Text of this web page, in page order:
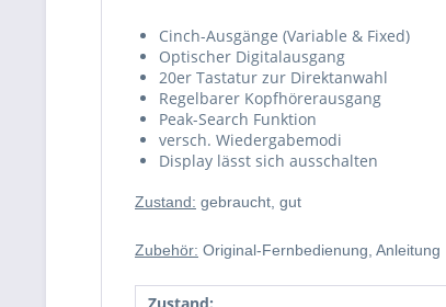
Cinch-Ausgänge (Variable & Fixed)
Optischer Digitalausgang
20er Tastatur zur Direktanwahl
Regelbarer Kopfhörerausgang
Peak-Search Funktion
versch. Wiedergabemodi
Display lässt sich ausschalten
Zustand: gebraucht, gut
Zubehör: Original-Fernbedienung, Anleitung